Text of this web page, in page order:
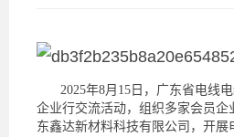
2025年8月15日，广东省电线
企业行交流活动，组织多家会员
东鑫达新材料科技有限公司，开